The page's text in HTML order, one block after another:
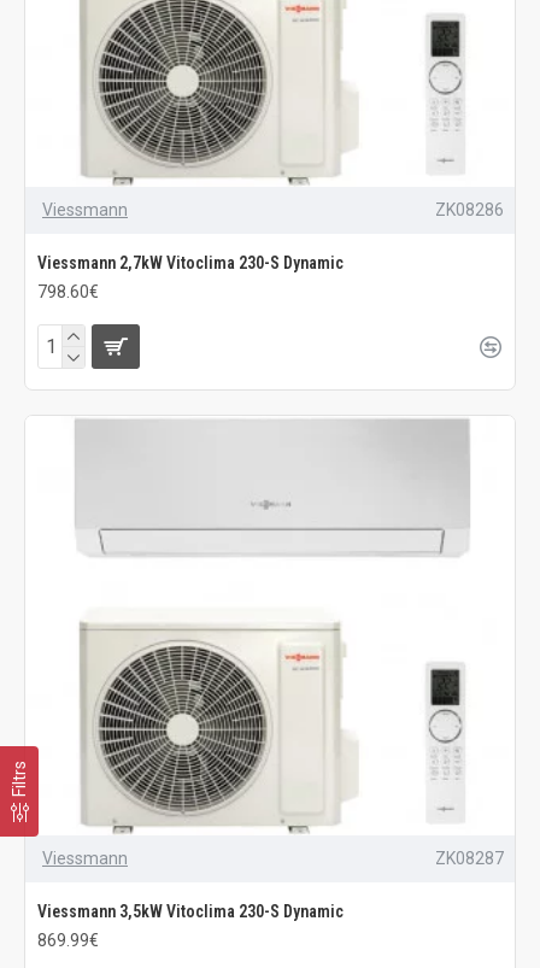
Viessmann ZK08286
Viessmann 2,7kW Vitoclima 230-S Dynamic
798.60€
Viessmann ZK08287
Viessmann 3,5kW Vitoclima 230-S Dynamic
869.99€
Filtrs